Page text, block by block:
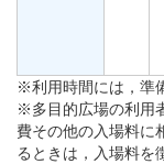
※利用時間には，準
※多目的広場の利用
費その他の入場料に
るときは，入場料を